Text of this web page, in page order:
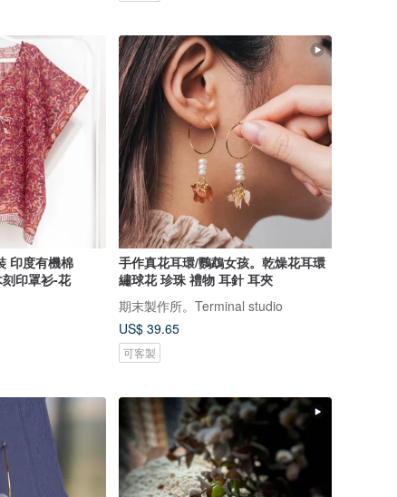
印度有機棉
印罩衫-花
手作真花耳環/鸚鵡女孩。乾燥花耳環
繡球花 珍珠 禮物 耳針 耳夾
期末製作所。Terminal studio
US$ 39.65
可客製